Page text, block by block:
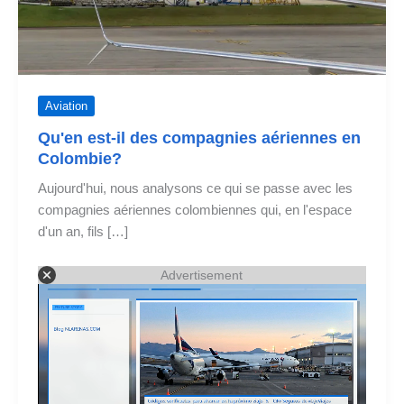
Aviation
Qu'en est-il des compagnies aériennes en
Colombie?
Aujourd'hui, nous analysons ce qui se passe avec les
compagnies aériennes colombiennes qui, en l'espace
d'un an, fils […]
Advertisement